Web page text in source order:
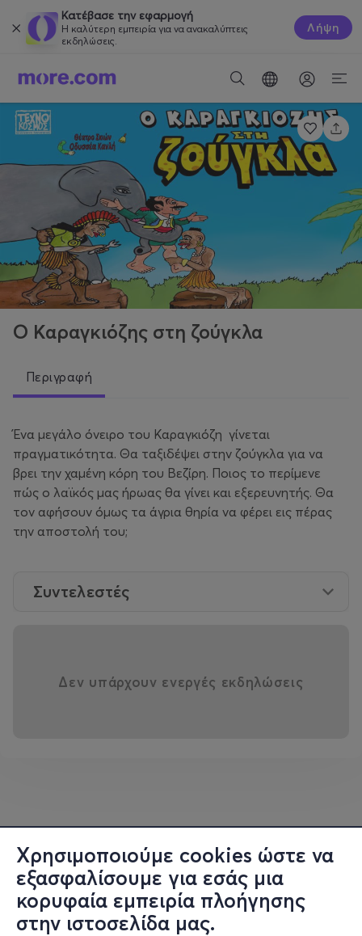
Χρησιμοποιούμε cookies ώστε να
εξασφαλίσουμε για εσάς μια
κορυφαία εμπειρία πλοήγησης
στην ιστοσελίδα μας.
Κατέβασε την εφαρμογή
Η καλύτερη εμπειρία για να ανακαλύπτεις
εκδηλώσεις.
Λήψη
Ο Καραγκιόζης στη ζούγκλα
Περιγραφή
Ένα μεγάλο όνειρο του Καραγκιόζη γίνεται
πραγματικότητα. Θα ταξιδέψει στην ζούγκλα για να
βρει την χαμένη κόρη του Βεζίρη. Ποιος το περίμενε
πώς ο λαϊκός μας ήρωας θα γίνει και εξερευνητής. Θα
τον αφήσουν όμως τα άγρια θηρία να φέρει εις πέρας
την αποστολή του;
Συντελεστές
Δεν υπάρχουν ενεργές εκδηλώσεις